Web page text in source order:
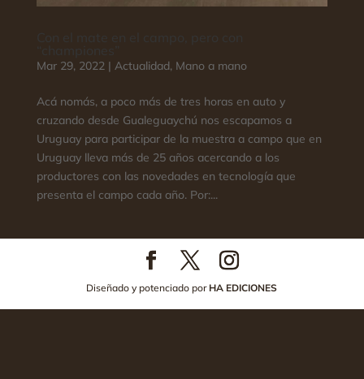
Mar 29, 2022| Actualidad, Mano a mano
Acá nomás, a poco más de tres horas en auto y
cruzando desde Gualeguaychú nos escapamos a
Uruguay para participar de la muestra a campo que en
Uruguay lleva más de 25 años acercando a los
productores con las novedades en tecnología que
presenta el campo cada año. Por:...
Diseñado y potenciado por HA EDICIONES